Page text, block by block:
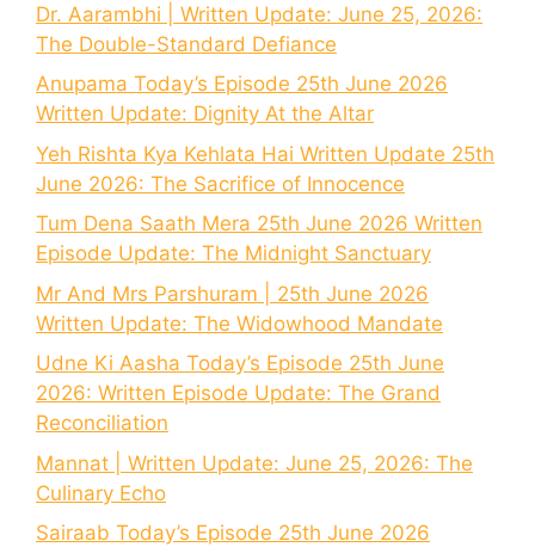
Dr. Aarambhi | Written Update: June 25, 2026:
The Double-Standard Defiance
Anupama Today’s Episode 25th June 2026
Written Update: Dignity At the Altar
Yeh Rishta Kya Kehlata Hai Written Update 25th
June 2026: The Sacrifice of Innocence
Tum Dena Saath Mera 25th June 2026 Written
Episode Update: The Midnight Sanctuary
Mr And Mrs Parshuram | 25th June 2026
Written Update: The Widowhood Mandate
Udne Ki Aasha Today’s Episode 25th June
2026: Written Episode Update: The Grand
Reconciliation
Mannat | Written Update: June 25, 2026: The
Culinary Echo
Sairaab Today’s Episode 25th June 2026